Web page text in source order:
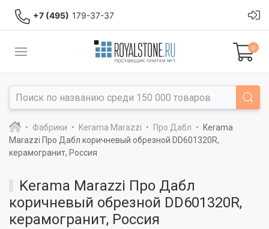
+7 (495) 179-37-37
0
Фабрики Kerama Marazzi Про Дабл
Kerama
Marazzi Про Дабл коричневый обрезной DD601320R,
керамогранит, Россия
Kerama Marazzi Про Дабл
коричневый обрезной DD601320R,
керамогранит, Россия